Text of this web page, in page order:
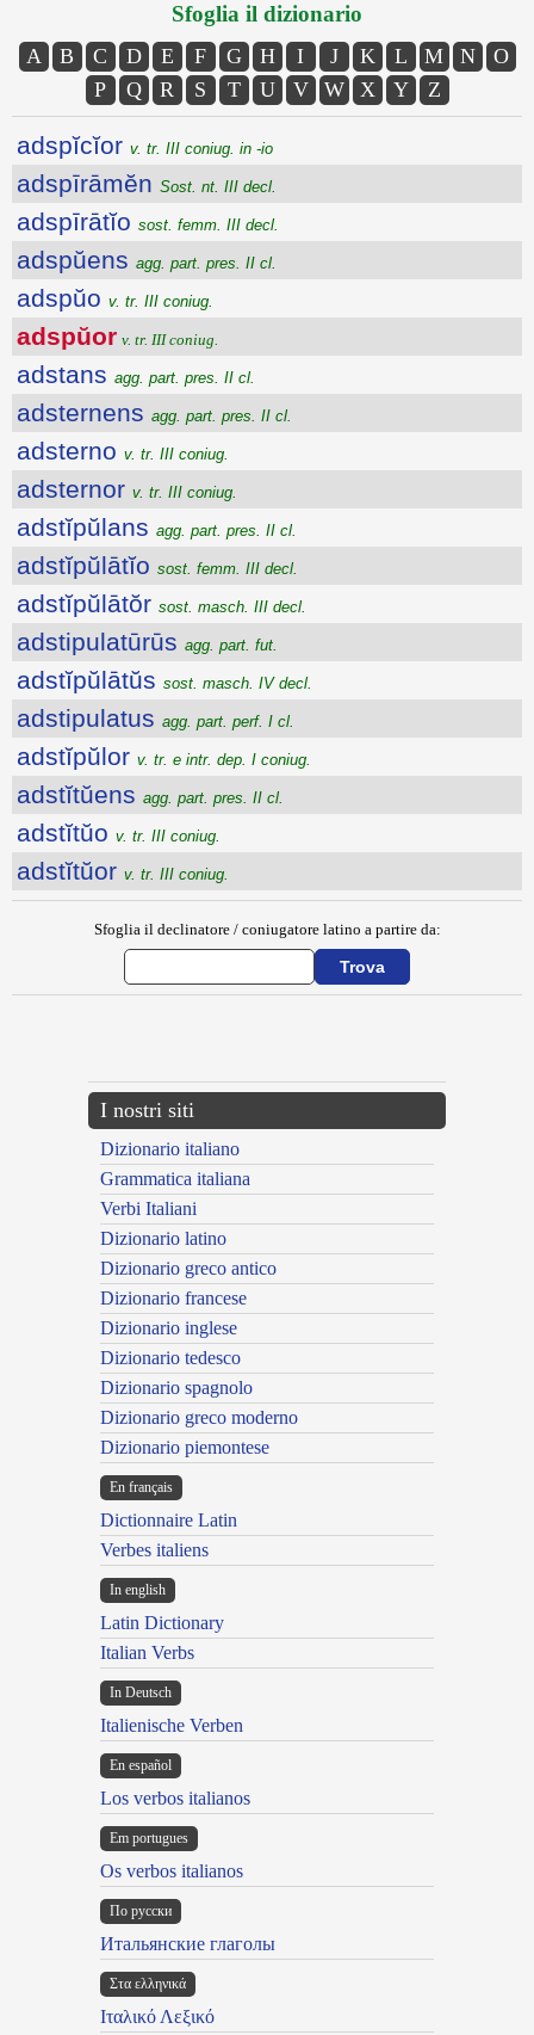
Sfoglia il dizionario
A B C D E F G H I J K L M N
O
P
Q R S T U V W X Y Z
adspĭcĭor v. tr. III coniug. in -io
adspīrāmĕn Sost. nt. III decl.
adspīrātĭo sost. femm. III decl.
adspŭens agg. part. pres. II cl.
adspŭo v. tr. III coniug.
adspŭor v. tr. III coniug.
adstans agg. part. pres. II cl.
adsternens agg. part. pres. II cl.
adsterno v. tr. III coniug.
adsternor v. tr. III coniug.
adstĭpŭlans agg. part. pres. II cl.
adstĭpŭlātĭo sost. femm. III decl.
adstĭpŭlātŏr sost. masch. III decl.
adstipulatūrūs agg. part. fut.
adstĭpŭlātŭs sost. masch. IV decl.
adstipulatus agg. part. perf. I cl.
adstĭpŭlor v. tr. e intr. dep. I coniug.
adstĭtŭens agg. part. pres. II cl.
adstĭtŭo v. tr. III coniug.
adstĭtŭor v. tr. III coniug.
Sfoglia il declinatore / coniugatore latino a partire da:
I nostri siti
Dizionario italiano
Grammatica italiana
Verbi Italiani
Dizionario latino
Dizionario greco antico
Dizionario francese
Dizionario inglese
Dizionario tedesco
Dizionario spagnolo
Dizionario greco moderno
Dizionario piemontese
En français
Dictionnaire Latin
Verbes italiens
In english
Latin Dictionary
Italian Verbs
In Deutsch
Italienische Verben
En español
Los verbos italianos
Em portugues
Os verbos italianos
По русски
Итальянские глаголы
Στα ελληνικά
Ιταλικό Λεξικό